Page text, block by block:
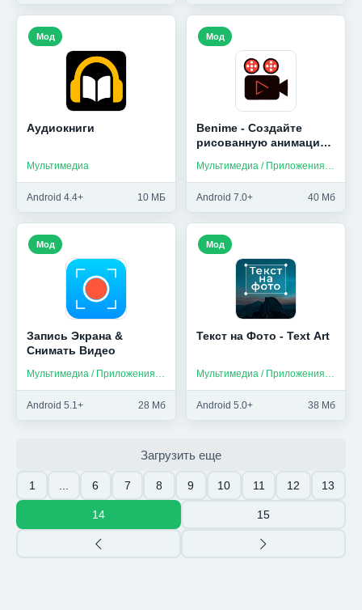
Аудиокниги
Мультимедиа
Android 4.4+ 10 МБ
Мод
Benime - Создайте
рисованную анимацию
Мультимедиа / Приложения на русском
Android 7.0+ 40 Мб
Мод
Запись Экрана &
Снимать Видео
Мультимедиа / Приложения на русском
Android 5.1+ 28 Мб
Мод
Текст на Фото - Text Art
Мультимедиа / Приложения на русском
Android 5.0+ 38 Мб
Мод
Загрузить еще
1 6 7 8 9 10 11 12 13
14 15